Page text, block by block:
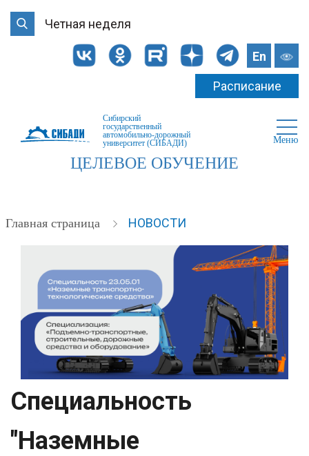
Четная неделя
En
Расписание
Сибирский
государственный
автомобильно-дорожный
университет (СИБАДИ)
Меню
ЦЕЛЕВОЕ ОБУЧЕНИЕ
Главная страница НОВОСТИ
Специальность
"Наземные